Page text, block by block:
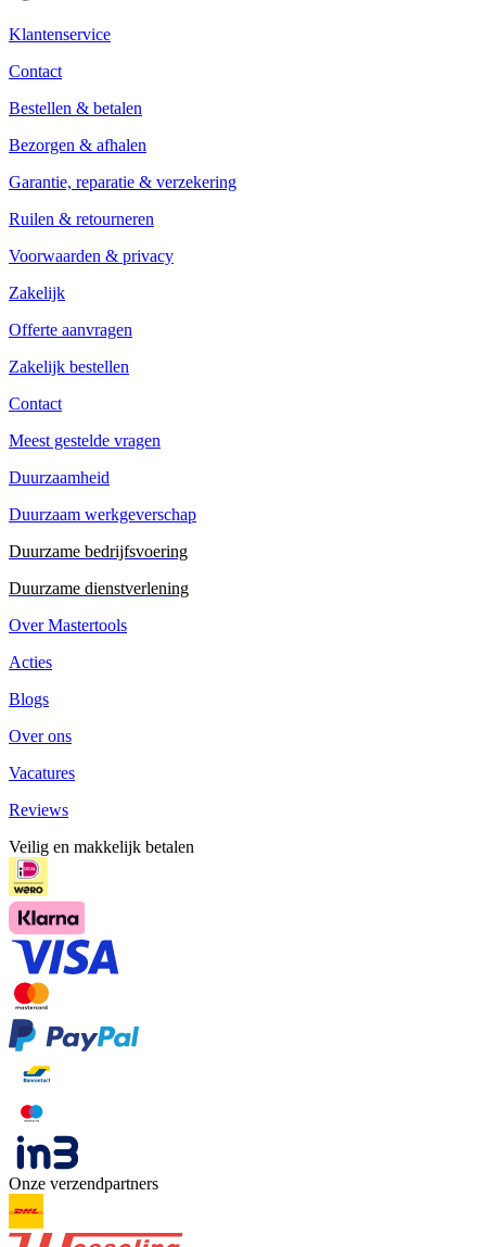
Klantenservice
Contact
Bestellen & betalen
Bezorgen & afhalen
Garantie, reparatie & verzekering
Ruilen & retourneren
Voorwaarden & privacy
Zakelijk
Offerte aanvragen
Zakelijk bestellen
Contact
Meest gestelde vragen
Duurzaamheid
Duurzaam werkgeverschap
Duurzame bedrijfsvoering
Duurzame dienstverlening
Over Mastertools
Acties
Blogs
Over ons
Vacatures
Reviews
Veilig en makkelijk betalen
Onze verzendpartners